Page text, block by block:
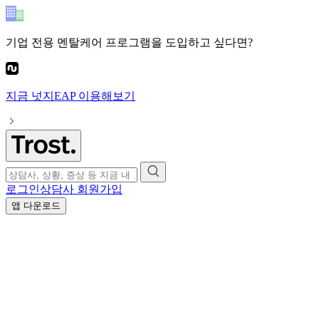
기업 전용 멘탈케어 프로그램을 도입하고 싶다면?
지금 넛지EAP이용해보기
로그인상담사 회원가입
앱 다운로드